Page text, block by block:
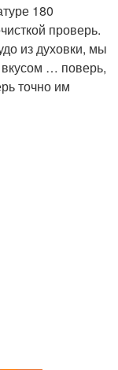
180
проверь.
из духовки, мы
… поверь,
точно им